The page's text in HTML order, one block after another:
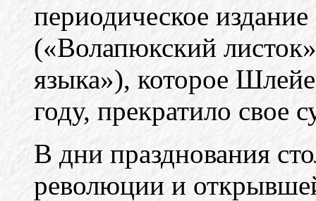
периодическое
(«Волапюкский
языка»), которое
году, прекратило свое
В дни празднования
революции и